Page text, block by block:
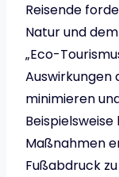
Reisende
Natur und
„Eco-
Auswirkungen
minimieren
Maßnahmen
Fußabdruck